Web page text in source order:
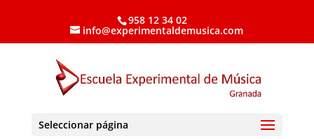
958 12 34 02
info@experimentaldemusica.com
Seleccionar página